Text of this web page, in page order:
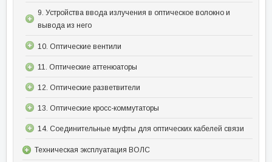
9. Устройства ввода излучения в оптическое волокно и
вывода из него
10. Оптические вентили
11. Оптические аттенюаторы
12. Оптические разветвители
13. Оптические кросс-коммутаторы
14. Соединительные муфты для оптических кабелей связи
Техническая эксплуатация ВОЛС